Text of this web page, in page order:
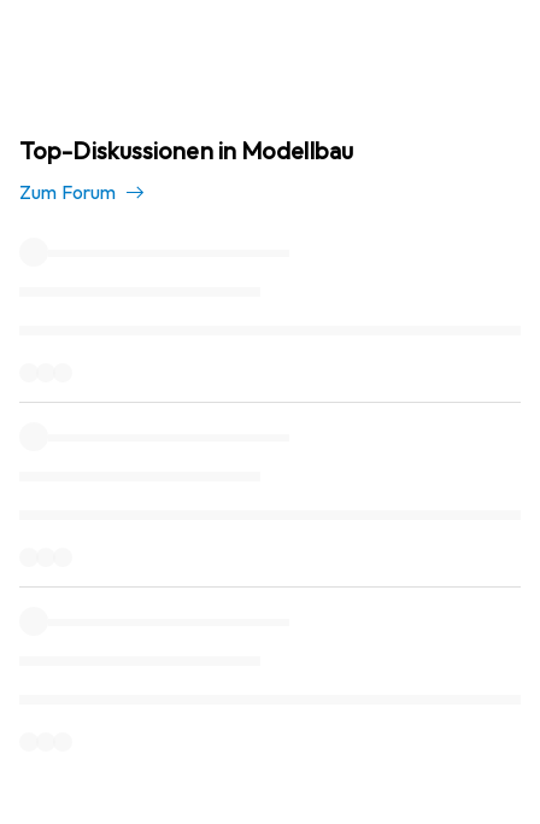
Top-Diskussionen in Modellbau
Zum Forum